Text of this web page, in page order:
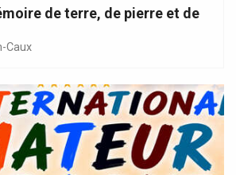
de terre, de pierre et de
Caux